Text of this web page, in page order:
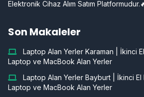
Elektronik Cihaz Alım Satım
Son Makaleler
Laptop Alan Yerler Karaman | İkinci
Laptop ve MacBook Alan Yerler
Laptop Alan Yerler Bayburt | İkinci El
Laptop ve MacBook Alan Yerler